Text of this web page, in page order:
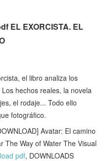
EL EXORCISTA. EL
el libro analiza los
hechos reales, la novela
el rodaje... Todo ello
fotográfico.
Avatar: El camino
The Way of Water The Visual
pdf, DOWNLOADS